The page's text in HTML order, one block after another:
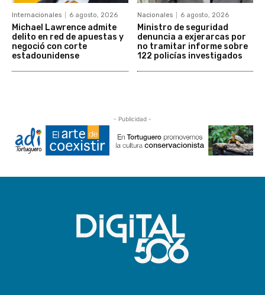
Internacionales 6 agosto, 2026
Michael Lawrence admite
delito en red de apuestas y
negoció con corte
estadounidense
Nacionales 6 agosto, 2026
Ministro de seguridad
denuncia a exjerarcas por
no tramitar informe sobre
122 policías investigados
- Publicidad -